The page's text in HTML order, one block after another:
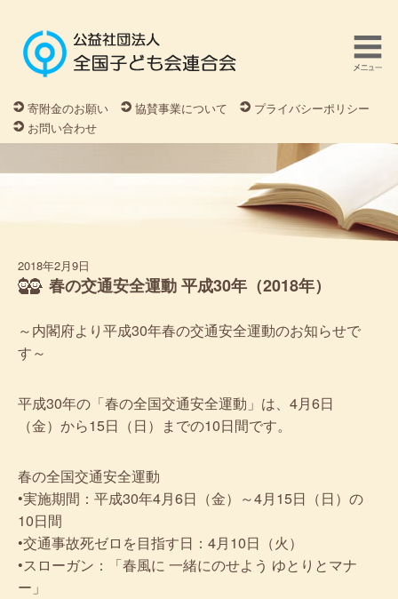
寄附金のお願い 協賛事業について
プライバシーポリシー
お問い合わせ
2018年2月9日
春の交通安全運動 平成30年（2018年）
～内閣府より平成30年春の交通安全運動のお知らせで
す～
平成30年の「春の全国交通安全運動」は、4月6日
（金）から15日（日）までの10日間です。
春の全国交通安全運動
•実施期間：平成30年4月6日（金）～4月15日（日）の
10日間
•交通事故死ゼロを目指す日：4月10日（火）
•スローガン：「春風に 一緒にのせよう ゆとりとマナ
ー」